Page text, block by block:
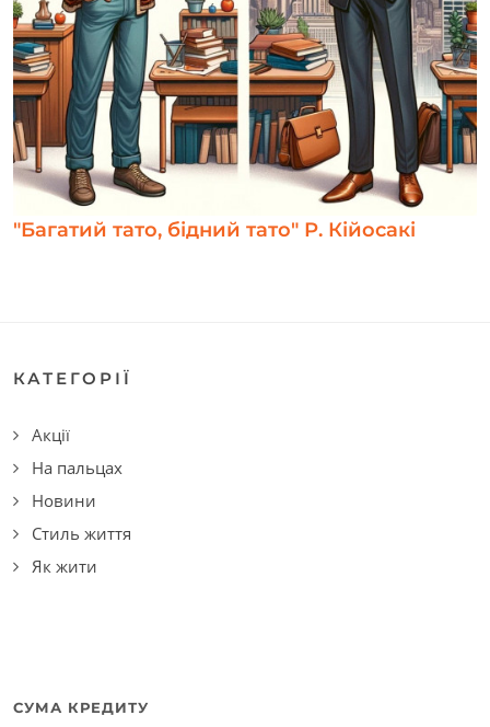
"Багатий тато, бідний тато" Р. Кійосакі
КАТЕГОРІЇ
Акції
На пальцах
Новини
Стиль життя
Як жити
СУМА КРЕДИТУ